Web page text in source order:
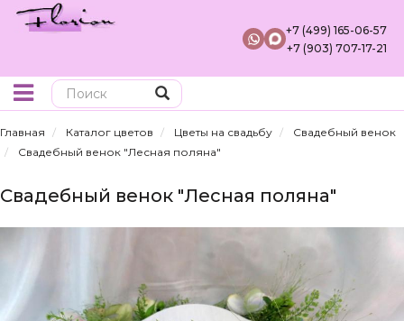
+7 (499) 165-06-57
+7 (903) 707-17-21
Главная Каталог цветов Цветы на свадьбу
Свадебный венок
Свадебный венок "Лесная поляна"
Свадебный венок "Лесная поляна"